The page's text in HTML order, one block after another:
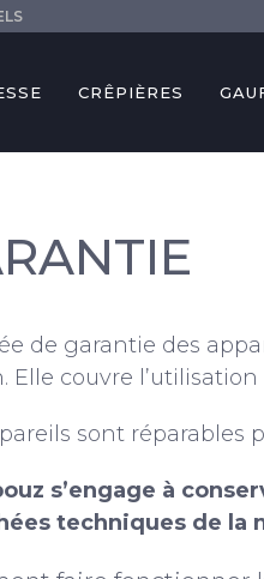
CRÊPIÈRES
de garantie des
Elle couvre
sont réparables
s’engage à
techniques de la